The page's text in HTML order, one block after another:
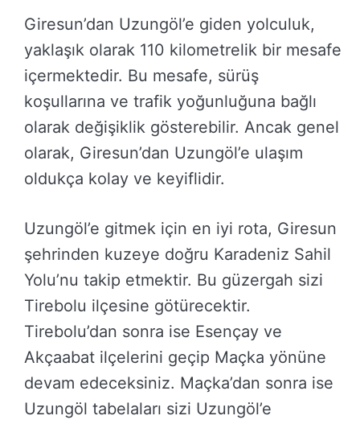
Giresun’dan Uzungöl’e giden yolculuk,
yaklaşık olarak 110 kilometrelik bir mesafe
içermektedir. Bu mesafe, sürüş
koşullarına ve trafik yoğunluğuna bağlı
olarak değişiklik gösterebilir. Ancak genel
olarak, Giresun’dan Uzungöl’e ulaşım
oldukça kolay ve keyiflidir.
Uzungöl’e gitmek için en iyi rota, Giresun
şehrinden kuzeye doğru Karadeniz Sahil
Yolu’nu takip etmektir. Bu güzergah sizi
Tirebolu ilçesine götürecektir.
Tirebolu’dan sonra ise Esençay ve
Akçaabat ilçelerini geçip Maçka yönüne
devam edeceksiniz. Maçka’dan sonra ise
Uzungöl tabelaları sizi Uzungöl’e